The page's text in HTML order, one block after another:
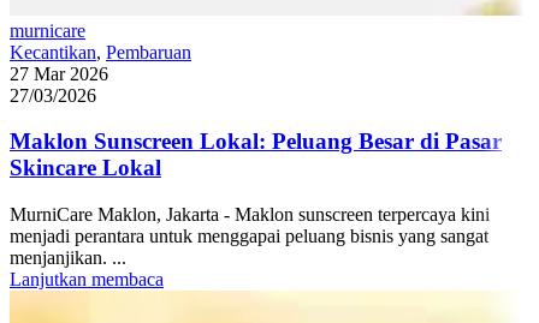
murnicare
Kecantikan, Pembaruan
27 Mar 2026
27/03/2026
Maklon Sunscreen Lokal: Peluang Besar di Pasar
Skincare Lokal
MurniCare Maklon, Jakarta - Maklon sunscreen terpercaya kini
menjadi perantara untuk menggapai peluang bisnis yang sangat
menjanjikan. ...
Lanjutkan membaca